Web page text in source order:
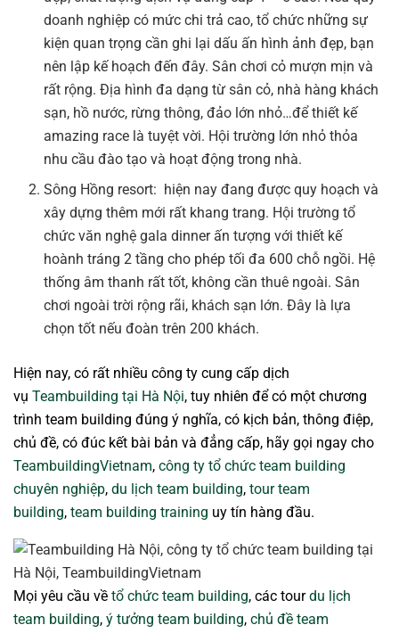
doanh nghiệp có mức chi trả cao, tổ chức những sự
kiện quan trọng cần ghi lại dấu ấn hình ảnh đẹp, bạn
nên lập kế hoạch đến đây. Sân chơi cỏ mượn mịn và
rất rộng. Địa hình đa dạng từ sân cỏ, nhà hàng khách
sạn, hồ nước, rừng thông, đảo lớn nhỏ…để thiết kế
amazing race là tuyệt vời. Hội trường lớn nhỏ thỏa
nhu cầu đào tạo và hoạt động trong nhà.
Sông Hồng resort: hiện nay đang được quy hoạch và
xây dựng thêm mới rất khang trang. Hội trường tổ
chức văn nghệ gala dinner ấn tượng với thiết kế
hoành tráng 2 tầng cho phép tối đa 600 chỗ ngồi. Hệ
thống âm thanh rất tốt, không cần thuê ngoài. Sân
chơi ngoài trời rộng rãi, khách sạn lớn. Đây là lựa
chọn tốt nếu đoàn trên 200 khách.
Hiện nay, có rất nhiều công ty cung cấp dịch
vụ Teambuilding tại Hà Nội, tuy nhiên để có một chương
trình team building đúng ý nghĩa, có kịch bản, thông điệp,
chủ đề, có đúc kết bài bản và đẳng cấp, hãy gọi ngay cho
TeambuildingVietnam, công ty tổ chức team building
chuyên nghiệp, du lịch team building, tour team
building, team building training uy tín hàng đầu.
Mọi yêu cầu về tổ chức team building, các tourdu lịch
team building, ý tưởng team building, chủ đề team